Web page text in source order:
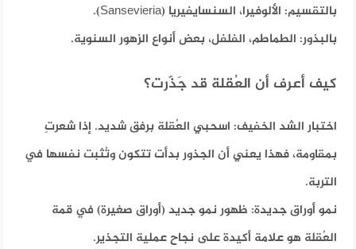
بالتقسيم: الألوفيرا، السنسايفيريا (Sansevieria).
بالبذور: الطماطم، الفلفل، بعض أنواع الزهور السنوية.
كيف أعرف أن العُقلة قد جَذّرت؟
اختبار الشد الخفيف: اسحبي العُقلة برفق شديد. إذا شعرتِ
بمقاومة، فهذا يعني أن الجذور بدأت تتكون وتُثبت نفسها في
التربة.
نمو أوراق جديدة: ظهور نمو جديد (أوراق صغيرة) في قمة
العُقلة هو علامة أكيدة على نجاح عملية التجذير.